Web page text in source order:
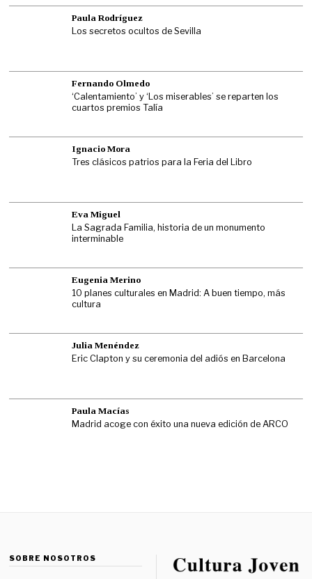
Paula Rodríguez
Los secretos ocultos de Sevilla
Fernando Olmedo
‘Calentamiento’ y ‘Los miserables’ se reparten los
cuartos premios Talía
Ignacio Mora
Tres clásicos patrios para la Feria del Libro
Eva Miguel
La Sagrada Familia, historia de un monumento
interminable
Eugenia Merino
10 planes culturales en Madrid: A buen tiempo, más
cultura
Julia Menéndez
Eric Clapton y su ceremonia del adiós en Barcelona
Paula Macías
Madrid acoge con éxito una nueva edición de ARCO
SOBRE NOSOTROS